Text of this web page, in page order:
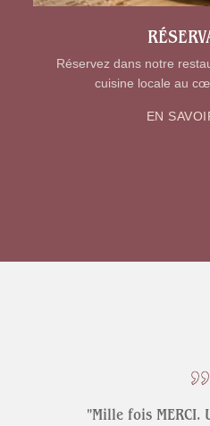
Réservez dans notre
cuisine locale au
EN
"Mille fois MERCI.